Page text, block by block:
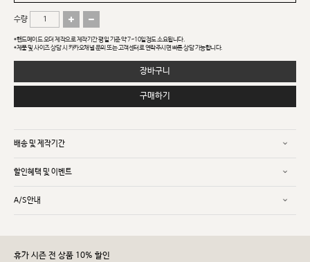
수량
*핸드메이드 오더 제작으로 제작기간 평일 기준 약 7~10일정도 소요됩니다.
*제품 및 사이즈 상담 시 카카오채널 문의 또는 고객센터로 연락주시면 빠른 상담 가능합니다.
장바구니
구매하기
배송 및 제작기간
할인혜택 및 이벤트
A/S안내
휴가 시즌 전 상품 10% 할인